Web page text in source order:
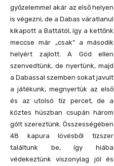
győzelemmel akár az első helyen
is végezni, de a Dabas váratlanul
kikapott a Battától, így a kettőnk
meccse már „csak” a második
helyért zajlott. A Göd ellen
szenvedtünk, de nyertünk, majd
a Dabassal szemben sokat javult
a játékunk, megnyertük az első
és az utolsó tíz percet, de a
köztes húszban csupán három
gólt szereztünk. Összességében
48 kapura lövésből tízszer
találtunk be, így hiába
védekeztünk viszonylag jól és